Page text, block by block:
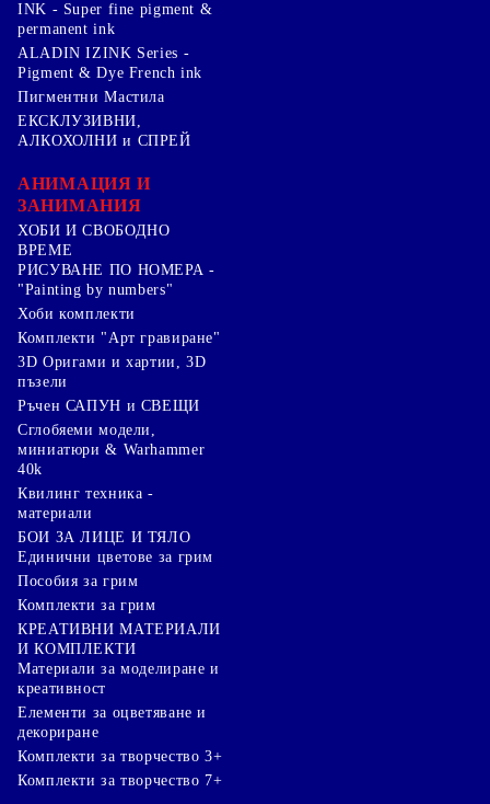
INK - Super fine pigment &
permanent ink
ALADIN IZINK Series -
Pigment & Dye French ink
Пигментни Мастила
ЕКСКЛУЗИВНИ,
АЛКОХОЛНИ и СПРЕЙ
АНИМАЦИЯ И
ЗАНИМАНИЯ
ХОБИ И СВОБОДНО
ВРЕМЕ
РИСУВАНЕ ПО НОМЕРА -
"Painting by numbers"
Хоби комплекти
Комплекти "Арт гравиране"
3D Оригами и хартии, 3D
пъзели
Ръчен САПУН и СВЕЩИ
Сглобяеми модели,
миниатюри & Warhammer
40k
Квилинг техника -
материали
БОИ ЗА ЛИЦЕ И ТЯЛО
Единични цветове за грим
Пособия за грим
Комплекти за грим
КРЕАТИВНИ МАТЕРИАЛИ
И КОМПЛЕКТИ
Mатериали за моделиране и
креативност
Елементи за оцветяване и
декориране
Комплекти за творчество 3+
Комплекти за творчество 7+